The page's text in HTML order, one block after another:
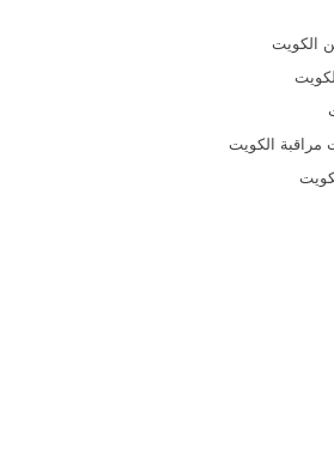
الكويت
مراقبة الكويت